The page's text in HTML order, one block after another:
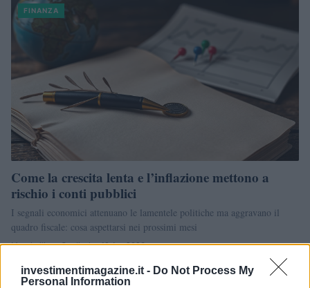
investimentimagazine.it - Do Not Process My
Personal Information
FINANZA
Come la crescita lenta e l’inflazione mettono a
rischio i conti pubblici
I segnali economici attenuano le lamentele politiche ma aggravano il
quadro fiscale: cosa aspettarsi nei prossimi mesi
Massimiliano Cardinale · 10 Apr 2026